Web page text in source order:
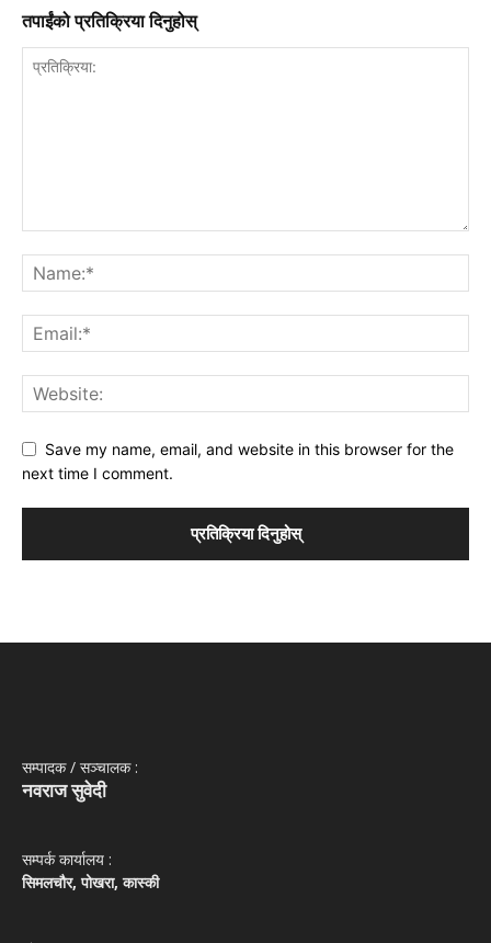
तपाईंको प्रतिक्रिया दिनुहोस्
Save my name, email, and website in this browser for the
next time I comment.
सम्पादक / सञ्‍चालक :
नवराज सुवेदी
सम्पर्क कार्यालय :
सिमलचौर, पोखरा, कास्की